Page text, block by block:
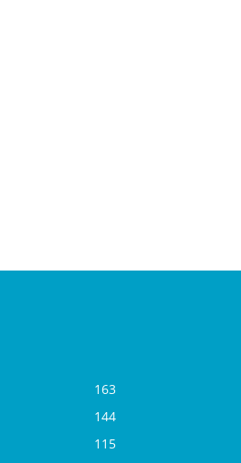
163
144
115